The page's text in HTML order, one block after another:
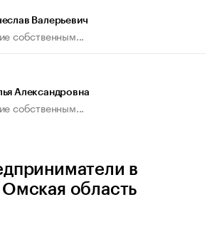
Валерьевич
собственным...
Александровна
собственным...
в
область